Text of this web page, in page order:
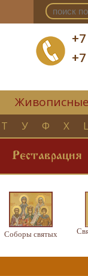
Живописные
Т У Ф Х
Реставрация
Соборы святых